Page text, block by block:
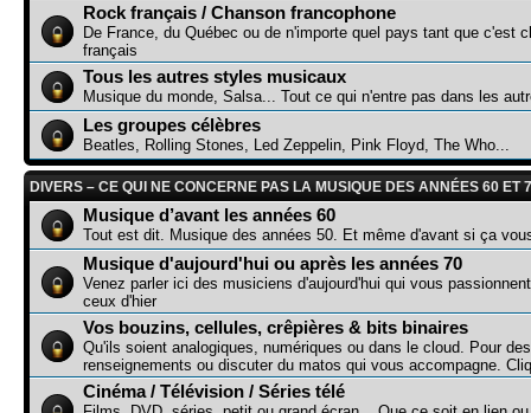
Rock français / Chanson francophone
De France, du Québec ou de n'importe quel pays tant que c'est
français
Tous les autres styles musicaux
Musique du monde, Salsa... Tout ce qui n'entre pas dans les
Les groupes célèbres
Beatles, Rolling Stones, Led Zeppelin, Pink Floyd, The Who...
DIVERS – CE QUI NE CONCERNE PAS LA MUSIQUE DES ANNÉES 60 ET
Musique d’avant les années 60
Tout est dit. Musique des années 50. Et même d'avant si ça
Musique d'aujourd'hui ou après les années 70
Venez parler ici des musiciens d'aujourd'hui qui vous
ceux d'hier
Vos bouzins, cellules, crêpières & bits binaires
Qu'ils soient analogiques, numériques ou dans le cloud. Pour des
renseignements ou discuter du matos qui vous accompagne.
Cinéma / Télévision / Séries télé